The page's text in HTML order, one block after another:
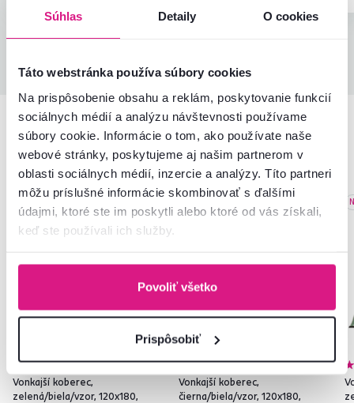
Súhlas Detaily O cookies
Táto webstránka používa súbory cookies
Na prispôsobenie obsahu a reklám, poskytovanie funkcií
sociálnych médií a analýzu návštevnosti používame
súbory cookie. Informácie o tom, ako používate naše
webové stránky, poskytujeme aj našim partnerom v
oblasti sociálnych médií, inzercie a analýzy. Títo partneri
môžu príslušné informácie skombinovať s ďalšími
údajmi, ktoré ste im poskytli alebo ktoré od vás získali,
keď ste používali ich služby.
Povoliť všetko
Prispôsobiť
Podobné produkty
Novinka
4,9 32
Vonkajší koberec,
zelená/biela/vzor, 120x180,
4,9 32
Vonkajší koberec,
čierna/biela/vzor, 120x180,